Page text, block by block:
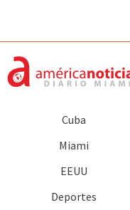
Cuba
Miami
EEUU
Deportes